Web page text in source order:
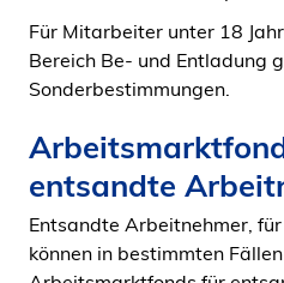
Für Mitarbeiter unter 18
Bereich Be- und Entladung
Sonderbestimmungen.
entsandte
Entsandte Arbeitnehmer,
können in bestimmten